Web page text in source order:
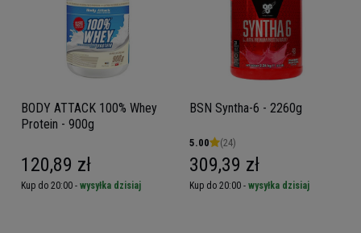
BODY ATTACK 100% Whey
Protein - 900g
120,89 zł
Kup do 20:00 - wysyłka dzisiaj
BSN Syntha-6 - 2260g
5.00 (24)
309,39 zł
Kup do 20:00 - wysyłka dzisiaj